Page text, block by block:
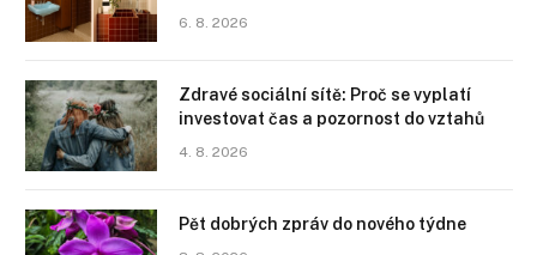
6. 8. 2026
Zdravé sociální sítě: Proč se vyplatí
investovat čas a pozornost do vztahů
4. 8. 2026
Pět dobrých zpráv do nového týdne